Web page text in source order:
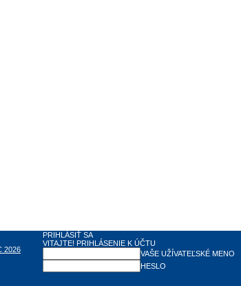
2026
PRIHLÁSIŤ SA
VITAJTE! PRIHLÁSENIE K ÚČTU
VAŠE UŽÍVATEĽSKÉ MENO
HESLO